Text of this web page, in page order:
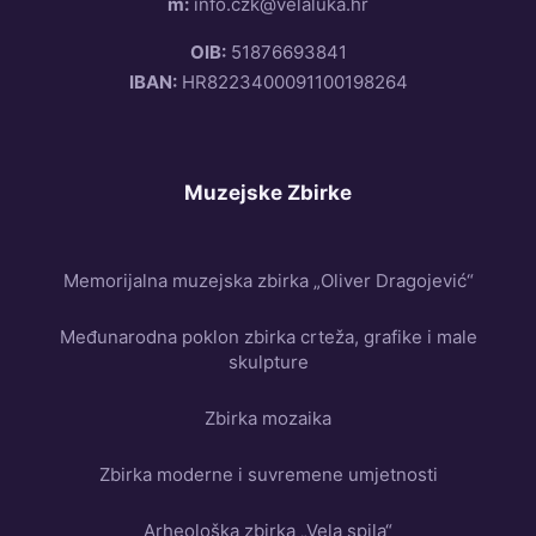
m: info.czk@velaluka.hr
OIB:51876693841
IBAN:HR8223400091100198264
Muzejske Zbirke
Memorijalna muzejska zbirka „Oliver Dragojević“
Međunarodna poklon zbirka crteža, grafike i male
skulpture
Zbirka mozaika
Zbirka moderne i suvremene umjetnosti
Arheološka zbirka „Vela spila“